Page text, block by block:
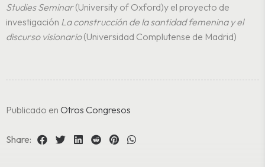
Studies Seminar(University of Oxford)y el proyecto de
investigación La construcción de la santidad femenina y el
discurso visionario(Universidad Complutense de Madrid)
Publicado en Otros Congresos
Share: